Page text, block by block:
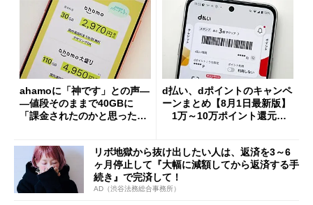
ahamoに「神です」との声―
―値段そのままで40GBに
「課金されたのかと思った」
d払い、dポイントのキャンペ
ーンまとめ【8月1日最新版】
1万～10万ポイント還元の
リボ地獄から抜け出したい人は、返済を3～6
ヶ月停止して『大幅に減額してから返済する手
続き』で完済して！
AD（渋谷法務総合事務所）